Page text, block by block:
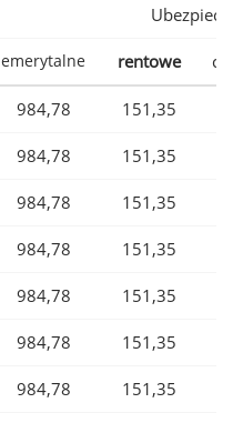
emerytalne rentowe
984,78 151,35
984,78 151,35
984,78 151,35
984,78 151,35
984,78 151,35
984,78 151,35
984,78 151,35